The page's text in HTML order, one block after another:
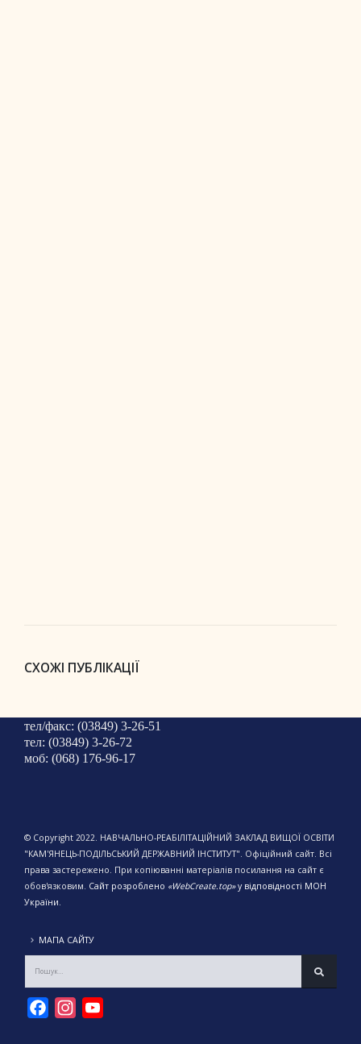
СХОЖІ ПУБЛІКАЦІЇ
тел/факс: (03849) 3-26-51
тел: (03849) 3-26-72
моб: (068) 176-96-17
© Copyright 2022. НАВЧАЛЬНО-РЕАБІЛІТАЦІЙНИЙ ЗАКЛАД ВИЩОЇ ОСВІТИ
"КАМ'ЯНЕЦЬ-ПОДІЛЬСЬКИЙ ДЕРЖАВНИЙ ІНСТИТУТ". Офіційний сайт. Всі
права застережено. При копіюванні матеріалів посилання на сайт є
обов'язковим. Сайт розроблено «WebCreate.top»у відповідності МОН
України.
МАПА САЙТУ
FacebookInstagram